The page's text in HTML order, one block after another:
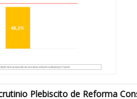
Plebiscito de Reforma